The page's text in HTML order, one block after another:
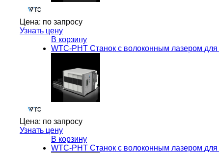
Цена: по запросу
Узнать цену
В корзину
WTC-PHT Станок с волоконным лазером
Цена: по запросу
Узнать цену
В корзину
WTC-PHT Станок с волоконным лазером